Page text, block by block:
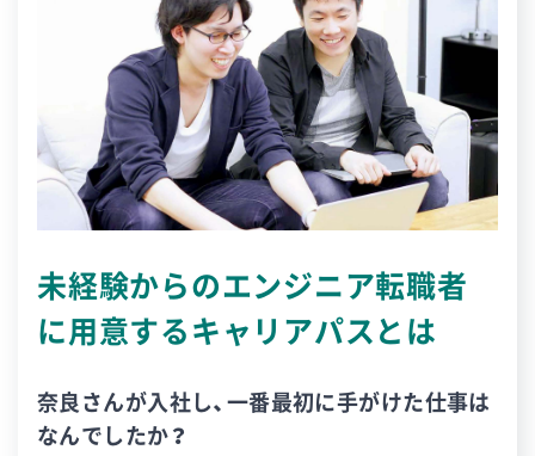
未経験からのエンジニア転職者
に用意するキャリアパスとは
奈良さんが入社し、一番最初に手がけた仕事は
なんでしたか？